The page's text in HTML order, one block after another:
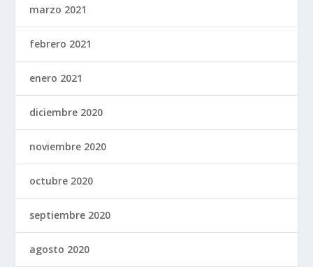
marzo 2021
febrero 2021
enero 2021
diciembre 2020
noviembre 2020
octubre 2020
septiembre 2020
agosto 2020